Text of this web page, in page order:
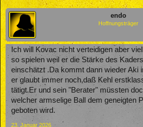
endo
Hoffnungsträger
Ich will Kovac nicht verteidigen aber
so spielen weil er die Stärke des
einschätzt .Da kommt dann wieder Aki
er glaubt immer noch,daß Kehl
tätigt.Er und sein "Berater" müssten
welcher armselige Ball dem geneigten
geboten wird.
23. Januar 2026